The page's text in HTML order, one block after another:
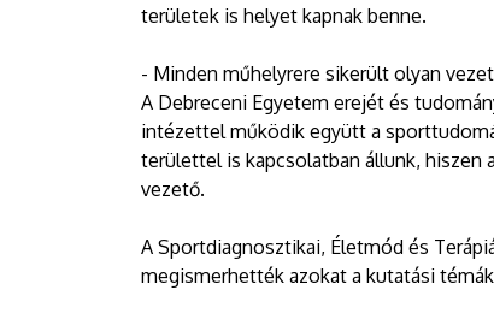
területek is helyet kapnak benne.
- Minden műhelyrere sikerült olyan
A Debreceni Egyetem erejét és
intézettel működik együtt a
területtel is kapcsolatban állunk, hiszen
vezető.
A Sportdiagnosztikai, Életmód és
megismerhették azokat a kutatási